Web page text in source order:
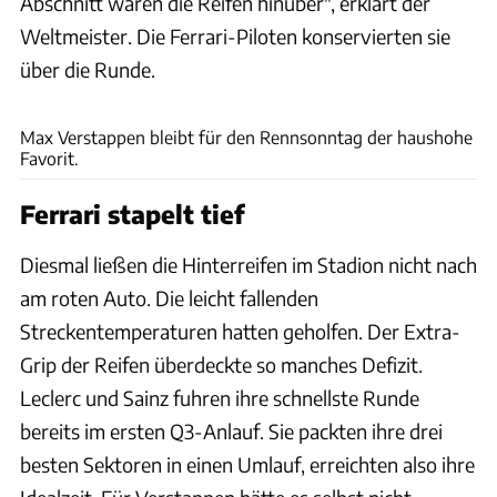
Weltmeister. Die Ferrari-Piloten konservierten sie
über die Runde.
Max Verstappen bleibt für den Rennsonntag der haushohe
Favorit.
Ferrari stapelt tief
Diesmal ließen die Hinterreifen im Stadion nicht nach
am roten Auto. Die leicht fallenden
Streckentemperaturen hatten geholfen. Der Extra-
Grip der Reifen überdeckte so manches Defizit.
Leclerc und Sainz fuhren ihre schnellste Runde
bereits im ersten Q3-Anlauf. Sie packten ihre drei
besten Sektoren in einen Umlauf, erreichten also ihre